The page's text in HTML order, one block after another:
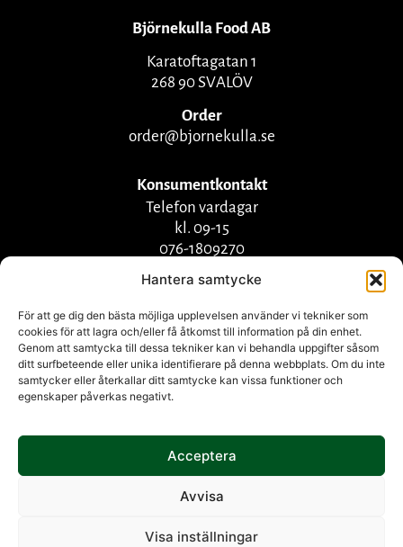
Hantera samtycke
För att ge dig den bästa möjliga upplevelsen använder vi tekniker som
cookies för att lagra och/eller få åtkomst till information på din enhet.
Genom att samtycka till dessa tekniker kan vi behandla uppgifter såsom
ditt surfbeteende eller unika identifierare på denna webbplats. Om du inte
samtycker eller återkallar ditt samtycke kan vissa funktioner och
egenskaper påverkas negativt.
Acceptera
Avvisa
Visa inställningar
Björnekulla Food AB
Karatoftagatan 1
268 90 SVALÖV
Order
order@bjornekulla.se
Konsumentkontakt
Telefon vardagar
kl. 09-15
076-1809270
companies |
|Björnekulla Food AB